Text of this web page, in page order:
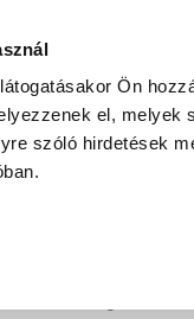
Ön
el, melyek
szóló hirdetések